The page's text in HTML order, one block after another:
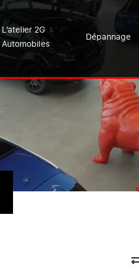
L’atelier 2G
Automobiles
Dépannage